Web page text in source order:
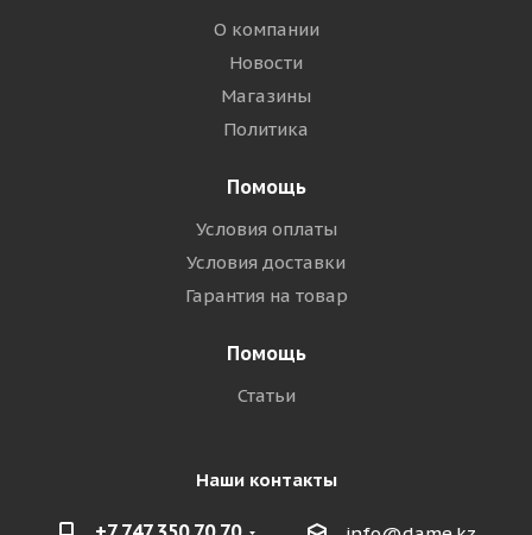
О компании
Новости
Магазины
Политика
Помощь
Условия оплаты
Условия доставки
Гарантия на товар
Помощь
Статьи
Наши контакты